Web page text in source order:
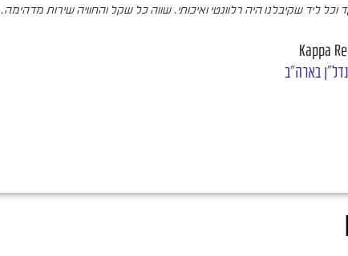
ליד שקיבלנו היה רלוונטי ואיכותי. שווה כל שקל והחוויה שירות מדהימה.
Kappa
בארה"ב